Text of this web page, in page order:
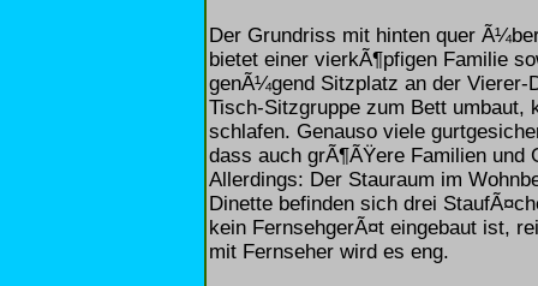
Der Grundriss mit hinten quer
bietet einer vierkÃ¶pfigen Familie
genÃ¼gend Sitzplatz an der Vierer-
Tisch-Sitzgruppe zum Bett umbaut,
schlafen. Genauso viele
dass auch grÃ¶ÃŸere Familien und
Allerdings: Der Stauraum im
Dinette befinden sich drei
kein FernsehgerÃ¤t eingebaut ist,
mit Fernseher wird es eng.